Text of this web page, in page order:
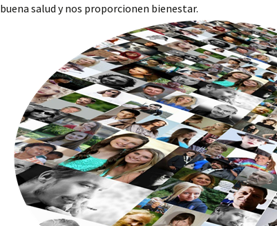
buena salud y nos proporcionen bienestar.